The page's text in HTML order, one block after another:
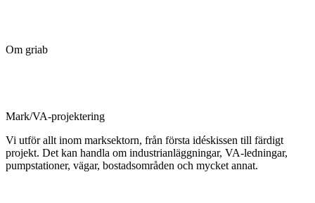
Om griab
Mark/VA-projektering
Vi utför allt inom marksektorn, från första idéskissen till färdigt
projekt. Det kan handla om industrianläggningar, VA-ledningar,
pumpstationer, vägar, bostadsområden och mycket annat.